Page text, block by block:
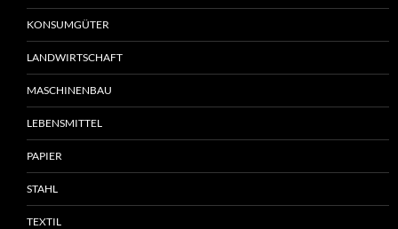
KONSUMGÜTER
LANDWIRTSCHAFT
MASCHINENBAU
LEBENSMITTEL
PAPIER
STAHL
TEXTIL